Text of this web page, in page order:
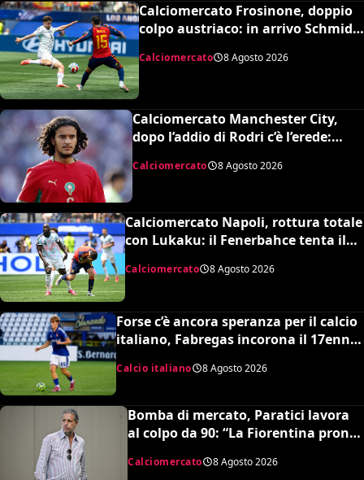
Calciomercato Frosinone, doppio
colpo austriaco: in arrivo Schmid e
Calciomercato 8 Agosto 2026
Calciomercato Manchester City,
dopo l’addio di Rodri c’è l’erede:
Calciomercato 8 Agosto 2026
Calciomercato Napoli, rottura totale
con Lukaku: il Fenerbahce tenta il
blitz ma c’è il nodo clausola Chelsea
Calciomercato 8 Agosto 2026
Forse c’è ancora speranza per il calcio
italiano, Fabregas incorona il 17enne
Busquets”
Calcio italiano 8 Agosto 2026
Bomba di mercato, Paratici lavora
al colpo da 90: “La Fiorentina pronta
Calciomercato 8 Agosto 2026